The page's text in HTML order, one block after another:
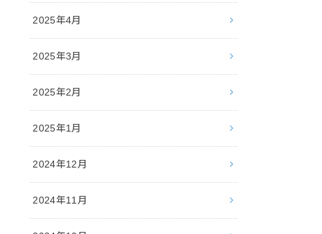
2025年4月
2025年3月
2025年2月
2025年1月
2024年12月
2024年11月